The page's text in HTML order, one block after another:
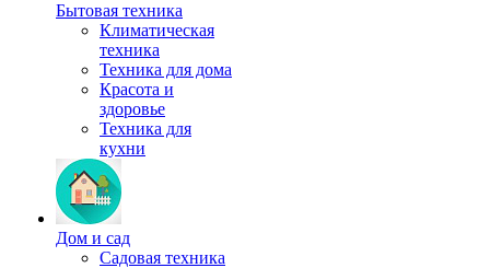
Бытовая техника
Климатическая
техника
Техника для дома
Красота и
здоровье
Техника для
кухни
Дом и сад
Садовая техника